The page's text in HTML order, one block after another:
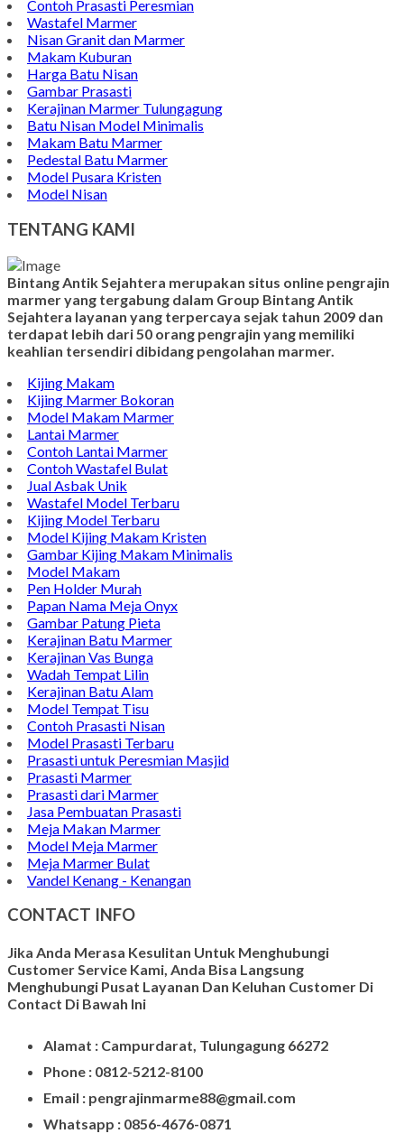
Batu Nisan Marmer
Contoh Bongpay Kristen
Contoh Vandel Marmer
Makam Marmer Islam
Prasasti Marmer Jumbo
Contoh Nisan Model Muslim
Batu Nisan Minimalis
Kijing Makam Marmer
Contoh Makam Granit
Kijing Islam Marmer
Prasasti Nisan
Makam Marmer
Contoh Prasasti Peresmian
Wastafel Marmer
Makam Kuburan
Harga Batu Nisan
Gambar Prasasti
Kerajinan Marmer Tulungagung
Batu Nisan Model Minimalis
Makam Batu Marmer
Pedestal Batu Marmer
Model Pusara Kristen
Model Nisan
TENTANG KAMI
Bintang Antik Sejahtera merupakan situs online pengrajin
marmer yang tergabung dalam Group Bintang Antik
Sejahtera layanan yang terpercaya sejak tahun 2009 dan
terdapat lebih dari 50 orang pengrajin yang memiliki
keahlian tersendiri dibidang pengolahan marmer.
Kijing Makam
Kijing Marmer Bokoran
Model Makam Marmer
Lantai Marmer
Contoh Lantai Marmer
Contoh Wastafel Bulat
Jual Asbak Unik
Wastafel Model Terbaru
Kijing Model Terbaru
Model Kijing Makam Kristen
Gambar Kijing Makam Minimalis
Model Makam
Pen Holder Murah
Papan Nama Meja Onyx
Gambar Patung Pieta
Kerajinan Batu Marmer
Kerajinan Vas Bunga
Wadah Tempat Lilin
Kerajinan Batu Alam
Model Tempat Tisu
Model Prasasti Terbaru
Prasasti untuk Peresmian Masjid
Prasasti Marmer
Prasasti dari Marmer
Meja Makan Marmer
Meja Marmer Bulat
Vandel Kenang - Kenangan
CONTACT INFO